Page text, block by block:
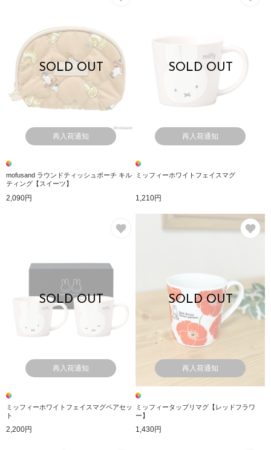
SOLD OUT
再入荷通知
mofusand ラウンドティッシュポーチ キル
ティング【スイーツ】
2,090円
SOLD OUT
再入荷通知
ミッフィーホワイトフェイスマグ
1,210円
SOLD OUT
再入荷通知
ミッフィーホワイトフェイスマグペアセッ
ト
2,200円
SOLD OUT
再入荷通知
ミッフィータップリマグ【レッドフラワ
ー】
1,430円